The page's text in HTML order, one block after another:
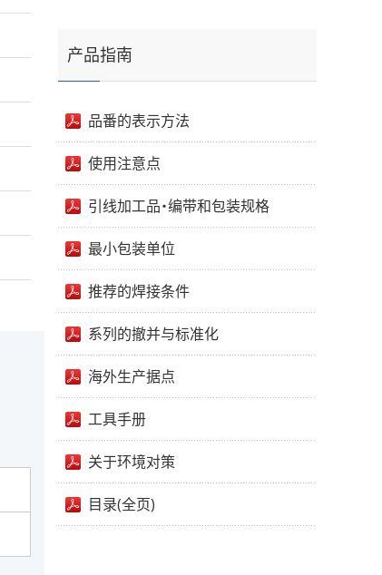
产品指南
品番的表示方法
使用注意点
引线加工品・编带和包装规格
最小包装单位
推荐的焊接条件
系列的撤并与标准化
海外生产据点
工具手册
关于环境对策
目录(全页)